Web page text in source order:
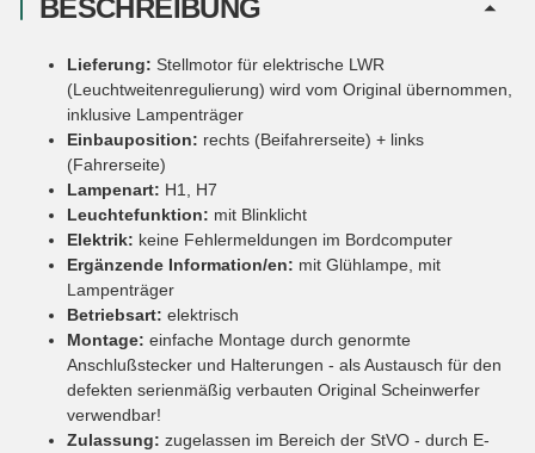
BESCHREIBUNG
Lieferung: Stellmotor für elektrische LWR
(Leuchtweitenregulierung) wird vom Original übernommen,
inklusive Lampenträger
Einbauposition: rechts (Beifahrerseite) + links
(Fahrerseite)
Lampenart: H1, H7
Leuchtefunktion: mit Blinklicht
Elektrik: keine Fehlermeldungen im Bordcomputer
Ergänzende Information/en: mit Glühlampe, mit
Lampenträger
Betriebsart: elektrisch
Montage: einfache Montage durch genormte
Anschlußstecker und Halterungen - als Austausch für den
defekten serienmäßig verbauten Original Scheinwerfer
verwendbar!
Zulassung: zugelassen im Bereich der StVO - durch E-